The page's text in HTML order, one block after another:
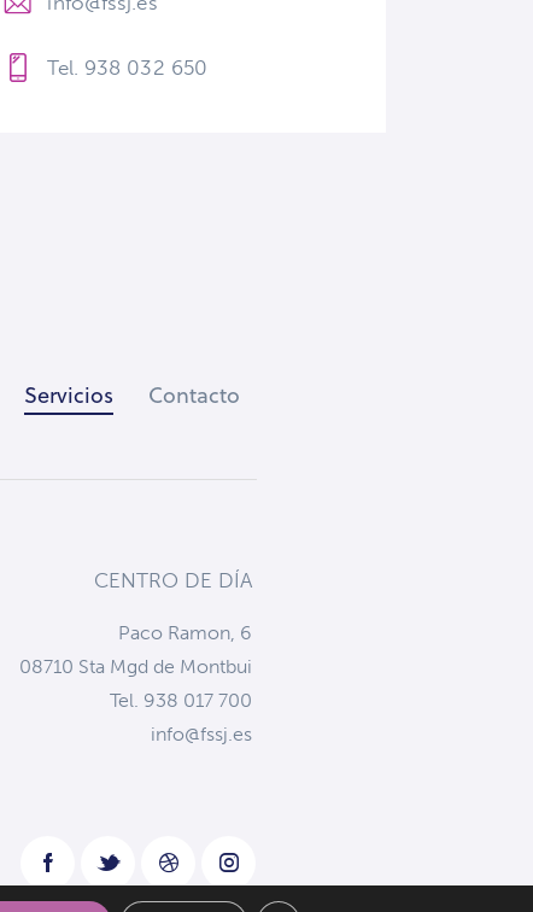
Tel. 938 032 650
Servicios Contacto
CENTRO DE DÍA
Paco Ramon, 6
08710 Sta Mgd de Montbui
Tel. 938 017 700
info@fssj.es